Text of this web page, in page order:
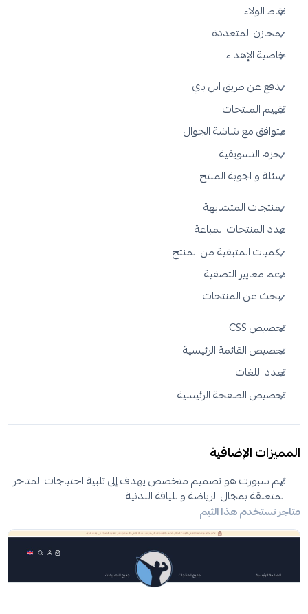
نقاط الولاء
المخازن المتعددة
خاصية الإهداء
الدفع عن طريق ابل باي
تقييم المنتجات
متوافق مع شاشة الجوال
الحزم التسويقية
اسئلة و اجوبة المنتج
المنتجات المتشابهة
عدد المنتجات المباعة
الكميات المتبقية من المنتج
دعم معايير التصفية
البحث عن المنتجات
تخصيص CSS
تخصيص القائمة الرئيسية
تعدد اللغات
تخصيص الصفحة الرئيسية
المميزات الإضافية
ثيم سبورت هو تصميم متخصص يهدف إلى تلبية احتياجات المتاجر
المتعلقة بمجال الرياضة واللياقة البدنية
متاجر تستخدم هذا الثيم